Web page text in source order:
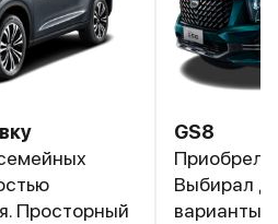
Просторный
GS8
Приобрел
Выбирал
варианты